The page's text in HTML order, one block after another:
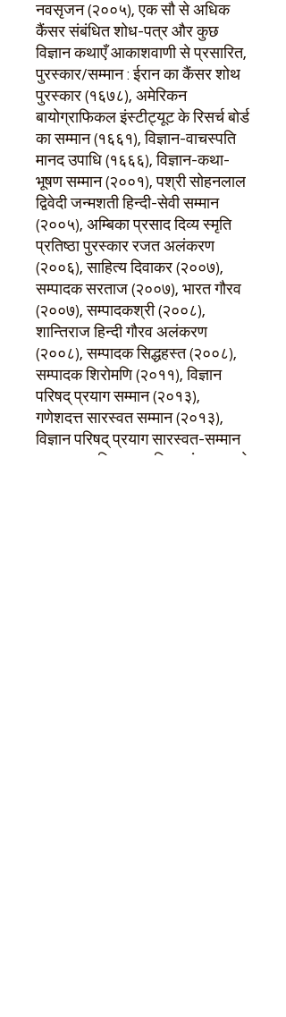
नवसृजन (२००५), एक सौ से अधिक
कैंसर संबंधित शोध-पत्र और कुछ
विज्ञान कथाएँ आकाशवाणी से प्रसारित,
पुरस्कार/सम्मान : ईरान का कैंसर शोथ
पुरस्कार (१६७८), अमेरिकन
बायोग्राफिकल इंस्टीट्यूट के रिसर्च बोर्ड
का सम्मान (१६६१), विज्ञान-वाचस्पति
मानद उपाधि (१६६६), विज्ञान-कथा-
भूषण सम्मान (२००१), पश्री सोहनलाल
द्विवेदी जन्मशती हिन्दी-सेवी सम्मान
(२००५), अम्बिका प्रसाद दिव्य स्मृति
प्रतिष्ठा पुरस्कार रजत अलंकरण
(२००६), साहित्य दिवाकर (२००७),
सम्पादक सरताज (२००७), भारत गौरव
(२००७), सम्पादकश्री (२००८),
शान्तिराज हिन्दी गौरव अलंकरण
(२००८), सम्पादक सिद्धहस्त (२००८),
सम्पादक शिरोमणि (२०११), विज्ञान
परिषद् प्रयाग सम्मान (२०१३),
गणेशदत्त सारस्वत सम्मान (२०१३),
विज्ञान परिषद् प्रयाग सारस्वत-सम्मान
(२०१५) आदि। सम्प्रति स्वतंत्र रूप से